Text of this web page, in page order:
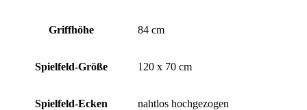
Griffhöhe 84 cm
Spielfeld-Größe 120 x 70 cm
Spielfeld-Ecken nahtlos hochgezogen